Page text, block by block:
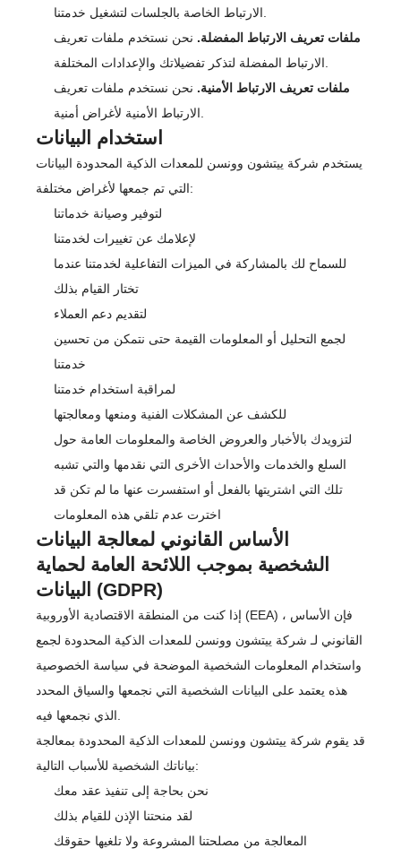
ملفات تعريف الارتباط المفضلة. نحن نستخدم ملفات تعريف
ملفات تعريف الارتباط الأمنية. نحن نستخدم ملفات تعريف
استخدام البيانات
يستخدم شركة ييتشون وونسن للمعدات الذكية المحدودة البيانات
التي تم جمعها لأغراض مختلفة:
لتوفير وصيانة خدماتنا
لإعلامك عن تغييرات لخدمتنا
للسماح لك بالمشاركة في الميزات التفاعلية لخدمتنا عندما
تختار القيام بذلك
لتقديم دعم العملاء
لجمع التحليل أو المعلومات القيمة حتى نتمكن من تحسين
خدمتنا
لمراقبة استخدام خدمتنا
للكشف عن المشكلات الفنية ومنعها ومعالجتها
لتزويدك بالأخبار والعروض الخاصة والمعلومات العامة حول
السلع والخدمات والأحداث الأخرى التي نقدمها والتي تشبه
تلك التي اشتريتها بالفعل أو استفسرت عنها ما لم تكن قد
اخترت عدم تلقي هذه المعلومات
الأساس القانوني لمعالجة البيانات
الشخصية بموجب اللائحة العامة لحماية
البيانات (GDPR)
إذا كنت من المنطقة الاقتصادية الأوروبية (EEA) ، فإن الأساس
القانوني لـ شركة ييتشون وونسن للمعدات الذكية المحدودة لجمع
واستخدام المعلومات الشخصية الموضحة في سياسة الخصوصية
هذه يعتمد على البيانات الشخصية التي نجمعها والسياق المحدد
قد يقوم شركة ييتشون وونسن للمعدات الذكية المحدودة بمعالجة
بياناتك الشخصية للأسباب التالية:
نحن بحاجة إلى تنفيذ عقد معك
لقد منحتنا الإذن للقيام بذلك
المعالجة من مصلحتنا المشروعة ولا تلغيها حقوقك